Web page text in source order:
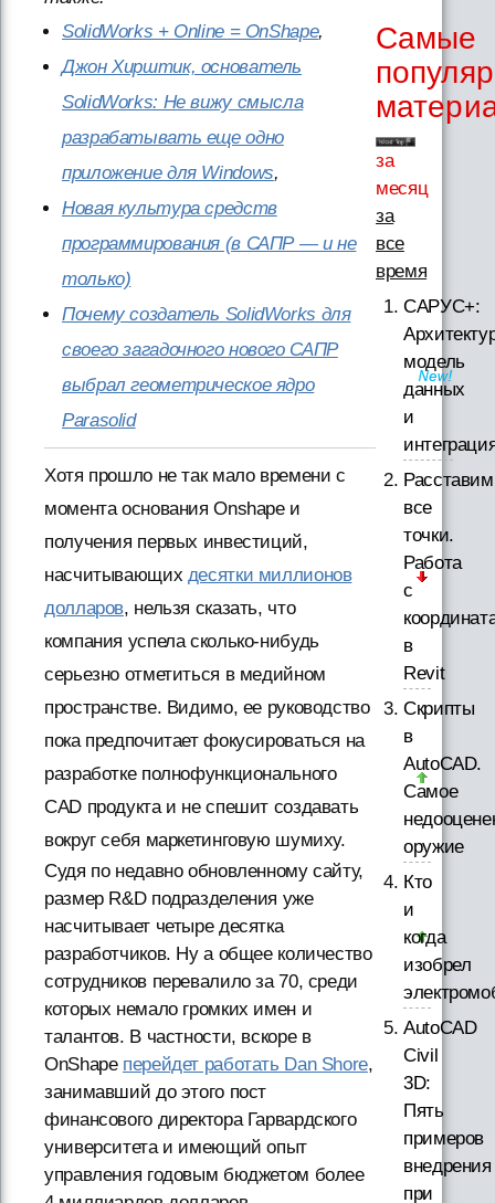
SolidWorks + Online = OnShape,
Джон Хирштик, основатель
SolidWorks: Не вижу смысла
разрабатывать еще одно
приложение для Windows,
Новая культура средств
программирования (в САПР — и не
только)
Почему создатель SolidWorks для
своего загадочного нового САПР
выбрал геометрическое ядро
Parasolid
Хотя прошло не так мало времени с
момента основания Onshape и
получения первых инвестиций,
насчитывающих десятки миллионов
долларов, нельзя сказать, что
компания успела сколько-нибудь
серьезно отметиться в медийном
пространстве. Видимо, ее руководство
пока предпочитает фокусироваться на
разработке полнофункционального
CAD продукта и не спешит создавать
вокруг себя маркетинговую шумиху.
Судя по недавно обновленному сайту,
размер R&D подразделения уже
насчитывает четыре десятка
разработчиков. Ну а общее количество
сотрудников перевалило за 70, среди
которых немало громких имен и
талантов. В частности, вскоре в
OnShape перейдет работать Dan Shore,
занимавший до этого пост
финансового директора Гарвардского
университета и имеющий опыт
управления годовым бюджетом более
Самые
за
месяц
за
все
время
САРУС+:
модель
данных
и
Расставим
все
точки.
Работа
с
в
Revit
Скрипты
в
AutoCAD.
Самое
оружие
Кто
и
когда
изобрел
AutoCAD
Civil
3D:
Пять
примеров
внедрения
при